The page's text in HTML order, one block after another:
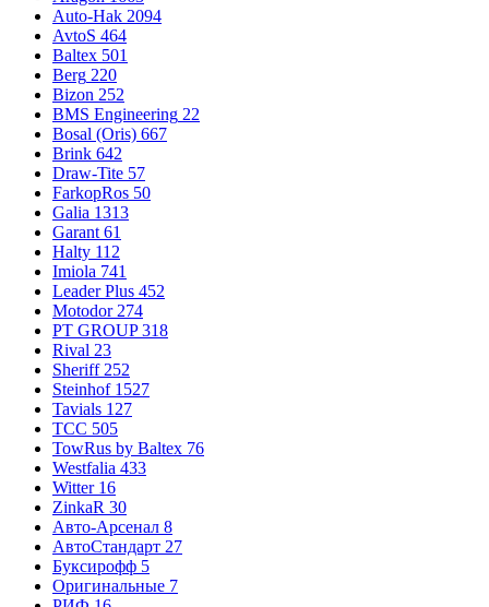
Auto-Hak 2094
AvtoS 464
Baltex 501
Berg 220
Bizon 252
BMS Engineering 22
Bosal (Oris) 667
Brink 642
Draw-Tite 57
FarkopRos 50
Galia 1313
Garant 61
Halty 112
Imiola 741
Leader Plus 452
Motodor 274
PT GROUP 318
Rival 23
Sheriff 252
Steinhof 1527
Tavials 127
TCC 505
TowRus by Baltex 76
Westfalia 433
Witter 16
ZinkaR 30
Авто-Арсенал 8
АвтоСтандарт 27
Буксирофф 5
Оригинальные 7